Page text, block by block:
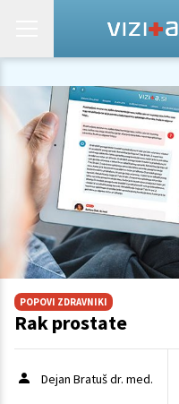
POPOVI ZDRAVNIKI
Rak prostate
Dejan Bratuš dr. med.